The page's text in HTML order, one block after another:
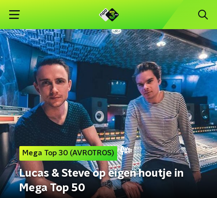
Mega Top 30 (AVROTROS)
Lucas & Steve op eigen houtje in
Mega Top 50